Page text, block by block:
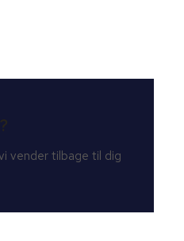
vender tilbage til dig